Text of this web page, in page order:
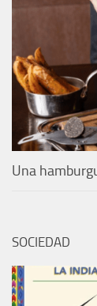
Una
SOCIEDAD